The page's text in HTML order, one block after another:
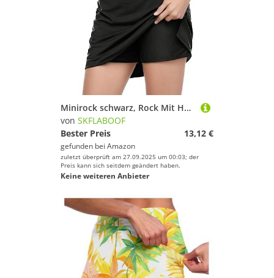
Minirock schwarz, Rock Mit Hose Drunter Tennisrock Damen Röcke Fahrrad 2 In 1 Shorts Short Integriert Wickelrock Kurz Taschen Sommerröcke Schwarz, L
von SKFLABOOF
Bester Preis
13,12 €
gefunden bei Amazon
zuletzt überprüft am 27.09.2025 um 00:03; der
Preis kann sich seitdem geändert haben.
Keine weiteren Anbieter